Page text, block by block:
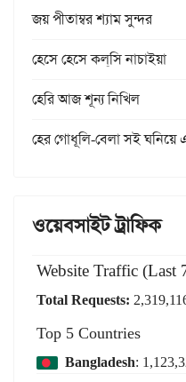
জয় পীতাম্বর শ্যাম সুন্দর
হেসে হেসে কল্‌সি নাচাইয়া
হেরি আজ শূন্য নিখিল
হের গোধূলি-বেলা সই ঘনিয়ে
ওয়েবসাইট ট্রাফিক
Website Traffic (Last
Total Requests:
Top 5 Countries
Bangladesh: